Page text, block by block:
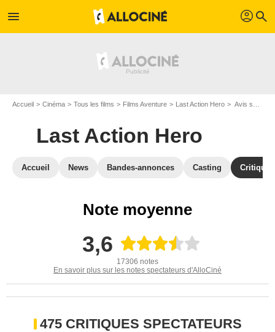
menu profil search
Accueil Cinéma Tous les films Films Aventure Last Action Hero Avis sur Last Action Hero
Last Action Hero
Accueil News Bandes-annonces Casting
Note moyenne
3,6
17306 notes
En savoir plus sur les notes spectateurs d'AlloCiné
475 CRITIQUES SPECTATEURS